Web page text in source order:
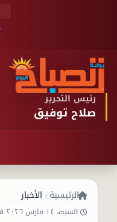
رئيس التحرير
صلاح توفيق
الرئيسية الأخبار
السبت، ١٤ مارس ٢٠٢٦ في ٠٢:١٦ م